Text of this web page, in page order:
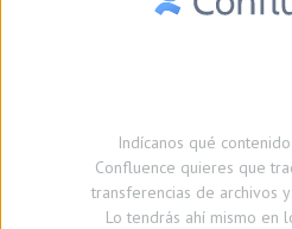
Indícanos qué
Confluence quieres que
transferencias de archivos
Lo tendrás ahí mismo en